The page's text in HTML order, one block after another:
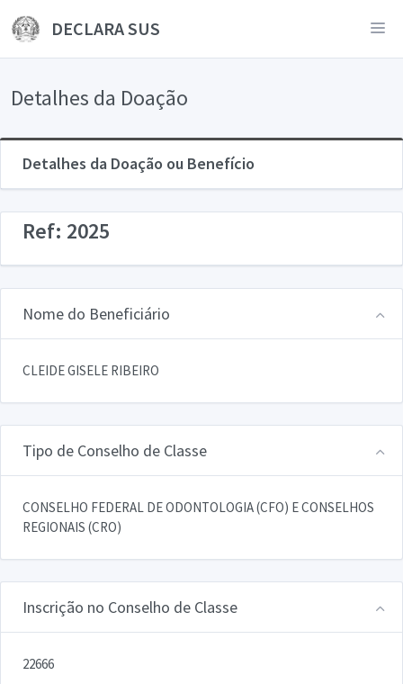
DECLARA SUS
Detalhes da Doação
Detalhes da Doação ou Benefício
Ref: 2025
Nome do Beneficiário
CLEIDE GISELE RIBEIRO
Tipo de Conselho de Classe
CONSELHO FEDERAL DE ODONTOLOGIA (CFO) E CONSELHOS
REGIONAIS (CRO)
Inscrição no Conselho de Classe
22666